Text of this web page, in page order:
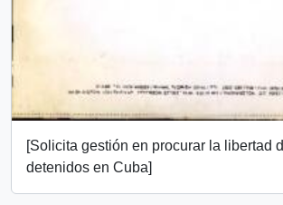
[Solicita gestión en procurar la libertad
detenidos en Cuba]